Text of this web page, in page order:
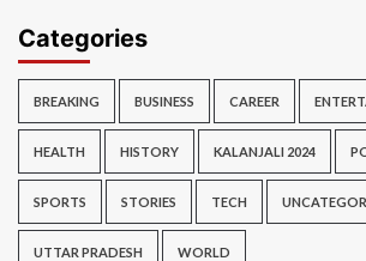
Categories
BREAKING BUSINESS CAREER
HEALTH HISTORY KALANJALI 2024
SPORTS STORIES TECH
UTTAR PRADESH WORLD